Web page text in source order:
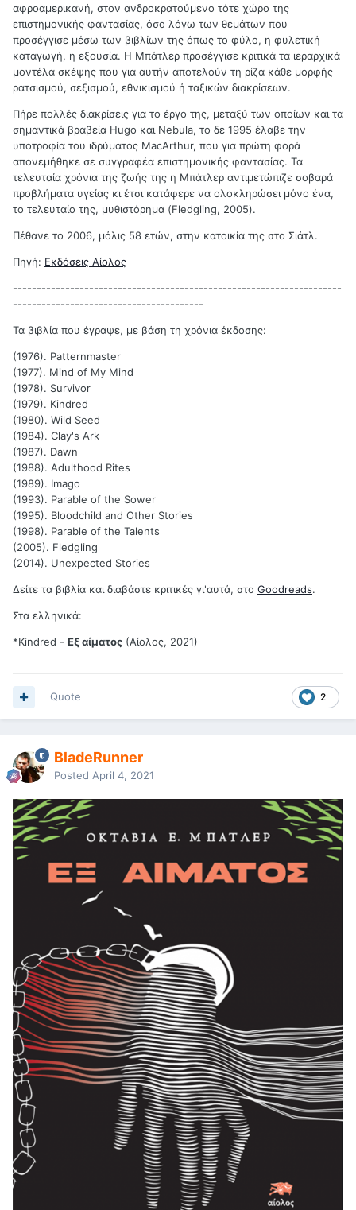
αφροαμερικανή, στον ανδροκρατούμενο τότε χώρο της
επιστημονικής φαντασίας, όσο λόγω των θεμάτων που
προσέγγισε μέσω των βιβλίων της όπως το φύλο, η φυλετική
καταγωγή, η εξουσία. Η Μπάτλερ προσέγγισε κριτικά τα ιεραρχικά
μοντέλα σκέψης που για αυτήν αποτελούν τη ρίζα κάθε μορφής
ρατσισμού, σεξισμού, εθνικισμού ή ταξικών διακρίσεων.
Πήρε πολλές διακρίσεις για το έργο της, μεταξύ των οποίων και τα
σημαντικά βραβεία Hugo και Nebula, το δε 1995 έλαβε την
υποτροφία του ιδρύματος MacArthur, που για πρώτη φορά
απονεμήθηκε σε συγγραφέα επιστημονικής φαντασίας. Τα
τελευταία χρόνια της ζωής της η Μπάτλερ αντιμετώπιζε σοβαρά
προβλήματα υγείας κι έτσι κατάφερε να ολοκληρώσει μόνο ένα,
το τελευταίο της, μυθιστόρημα (Fledgling, 2005).
Πέθανε το 2006, μόλις 58 ετών, στην κατοικία της στο Σιάτλ.
Πηγή: Εκδόσεις Αίολος
---------------------------------------------------------------------
----------------------------------------
Τα βιβλία που έγραψε, με βάση τη χρόνια έκδοσης:
(1976). Patternmaster
(1977). Mind of My Mind
(1978). Survivor
(1979). Kindred
(1980). Wild Seed
(1984). Clay's Ark
(1987). Dawn
(1988). Adulthood Rites
(1989). Imago
(1993). Parable of the Sower
(1995). Bloodchild and Other Stories
(1998). Parable of the Talents
(2005). Fledgling
(2014). Unexpected Stories
Δείτε τα βιβλία και διαβάστε κριτικές γι'αυτά, στο Goodreads.
Στα ελληνικά:
*Kindred - Εξ αίματος (Αίολος, 2021)
2
Quote
BladeRunner
Posted April 4, 2021